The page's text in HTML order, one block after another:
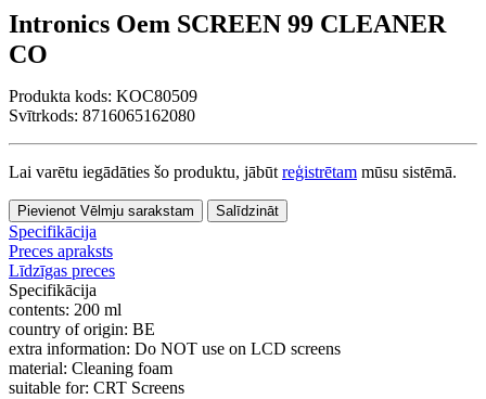
Intronics Oem SCREEN 99 CLEANER
CO
Produkta kods: KOC80509
Svītrkods: 8716065162080
Lai varētu iegādāties šo produktu, jābūt reģistrētam mūsu sistēmā.
Pievienot Vēlmju sarakstam Salīdzināt
Specifikācija
Preces apraksts
Līdzīgas preces
Specifikācija
contents: 200 ml
country of origin: BE
extra information: Do NOT use on LCD screens
material: Cleaning foam
suitable for: CRT Screens